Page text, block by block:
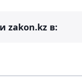
zakon.kz в: